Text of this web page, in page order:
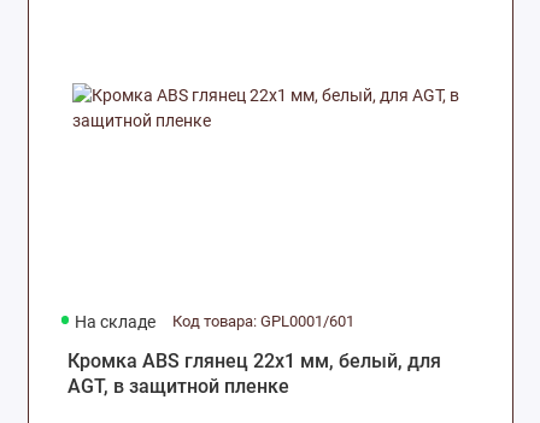
На складе Код товара: GPL0001/601
Кромка ABS глянец 22х1 мм, белый, для
AGT, в защитной пленке